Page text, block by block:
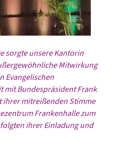
sorgte unsere Kantorin
Mitwirkung
Evangelischen
mit Bundespräsident Frank
ihrer mitreißenden Stimme
Frankenhalle zum
ihrer Einladung und